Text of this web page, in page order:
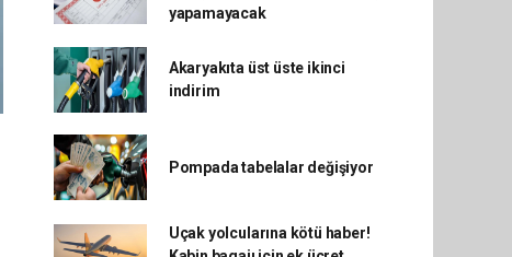
yapamayacak
Akaryakıta üst üste ikinci
indirim
Pompada tabelalar değişiyor
Uçak yolcularına kötü haber!